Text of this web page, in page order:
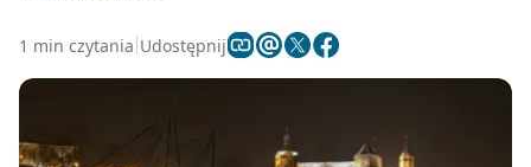
1 min czytania Udostępnij